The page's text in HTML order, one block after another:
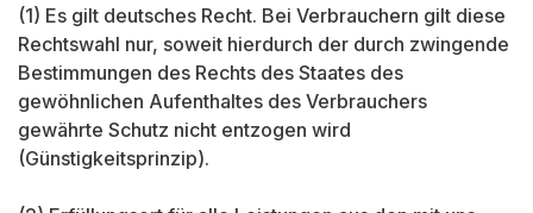
(1) Es gilt deutsches Recht. Bei Verbrauchern gilt diese
Rechtswahl nur, soweit hierdurch der durch zwingende
Bestimmungen des Rechts des Staates des
gewöhnlichen Aufenthaltes des Verbrauchers
gewährte Schutz nicht entzogen wird
(Günstigkeitsprinzip).